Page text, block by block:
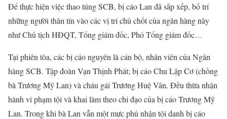
Để thực hiện việc thao túng SCB, bị cáo Lan đã sắp xếp, bố trí
những người thân tín vào các vị trí chủ chốt của ngân hàng này
như Chủ tịch HĐQT, Tổng giám đốc, Phó Tổng giám đốc…
Tại phiên tòa, các bị cáo nguyên là cán bộ, nhân viên của Ngân
hàng SCB. Tập đoàn Vạn Thịnh Phát; bị cáo Chu Lập Cơ (chồng
bà Trương Mỹ Lan) và cháu gái Trương Huệ Vân. Đều thừa nhận
hành vi phạm tội và khai làm theo chỉ đạo của bị cáo Trương Mỹ
Lan. Trong khi bà Lan vẫn một mực phủ nhận tội danh bị cáo